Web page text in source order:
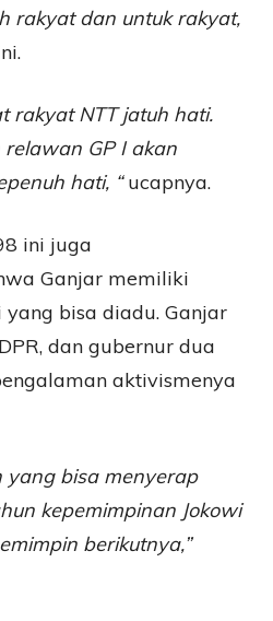
rakyat dan untuk rakyat,
rakyat NTT jatuh hati.
GP I akan
hati, “ucapnya.
ini juga
Ganjar memiliki
bisa diadu. Ganjar
dan gubernur dua
aktivismenya
yang bisa menyerap
kepemimpinan Jokowi
berikutnya,”